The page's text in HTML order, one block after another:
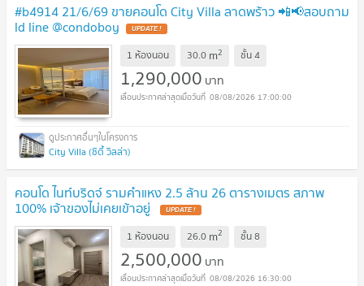
#b4914 21/6/69 ขายคอนโด City Villa ลาดพร้าว 📲📢สอบถาม
ld line @condoboy UPDATE !
1 ห้องนอน 30.0 m2 ชั้น4
1,290,000 บาท
08/08/2026 17:00:00
City Villa (ซิตี้ วิลล่า)
คอนโด ไนท์บริดจ์ รามคำแหง 2.5 ล้าน 26 ตารางเมตร สภาพ
100% เจ้าของไม่เคยเข้าอยู่ UPDATE !
1 ห้องนอน 26.0 m2 ชั้น8
2,500,000 บาท
08/08/2026 16:30:00